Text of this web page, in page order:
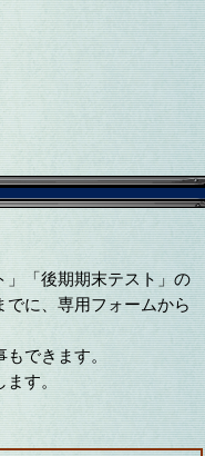
「後期期末テスト」の
でに、専用フォームから
できます。
す。